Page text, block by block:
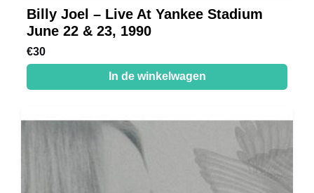
Billy Joel – Live At Yankee Stadium
June 22 & 23, 1990
€30
In de winkelwagen